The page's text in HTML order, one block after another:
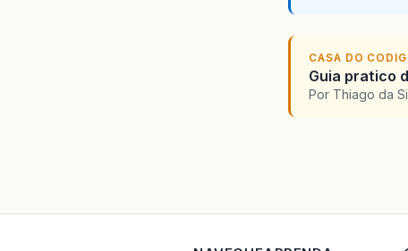
CASA DO
Guia pratico
Por Thiago da